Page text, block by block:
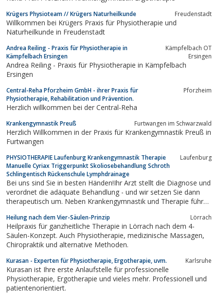
Krügers Physioteam // Krügers Naturheilkunde Freudenstadt
Willkommen bei Krügers Praxis für Physiotherapie und
Naturheilkunde in Freudenstadt
Andrea Reiling - Praxis für Physiotherapie in
Kämpfelbach Ersingen
Kämpfelbach OT
Ersingen
Andrea Reiling - Praxis für Physiotherapie in Kämpfelbach
Ersingen
Central-Reha Pforzheim GmbH - ihrer Praxis für
Physiotherapie, Rehabilitation und Prävention.
Pforzheim
Herzlich willkommen bei der Central-Reha
Krankengymnastik Preuß Furtwangen im Schwarzwald
Herzlich Willkommen in der Praxis für Krankengymnastik Preuß in
Furtwangen
PHYSIOTHERAPIE Laufenburg Krankengymnastik Therapie
Manuelle Cyriax Triggerpunkt Skoliosebehandlung Schroth
Schlingentisch Rückenschule Lymphdrainage
Laufenburg
Bei uns sind Sie in besten Händen!Ihr Arzt stellt die Diagnose und
verordnet die adäquate Behandlung - und wir setzen Sie dann
therapeutisch um. Neben Krankengymnastik und Therapie führen
und Skoliosebehandlung sowie Lymphdrainage.Selbstverständlich
können...
Heilung nach dem Vier-Säulen-Prinzip Lörrach
Heilpraxis für ganzheitliche Therapie in Lörrach nach dem 4-
Säulen-Konzept. Auch Physiotherapie, medizinische Massagen,
Chiropraktik und alternative Methoden.
Kurasan - Experten für Physiotherapie, Ergotherapie, uvm. Karlsruhe
Kurasan ist Ihre erste Anlaufstelle für professionelle
Physiotherapie, Ergotherapie und vieles mehr. Professionell und
patientenorientiert.